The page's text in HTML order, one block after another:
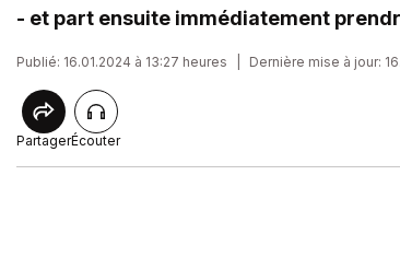
- et part ensuite immédiatement
Publié: 16.01.2024 à 13:27 heures Dernière mise à jour:
PartagerÉcouter